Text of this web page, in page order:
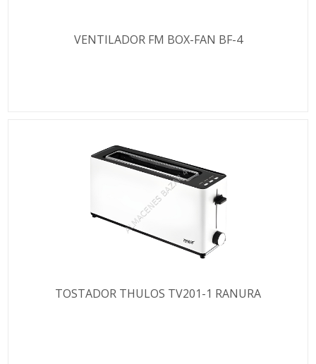
VENTILADOR FM BOX-FAN BF-4
TOSTADOR THULOS TV201-1 RANURA